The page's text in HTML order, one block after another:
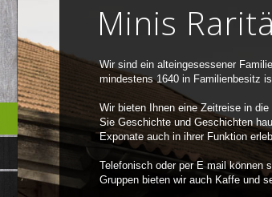
Minis
Wir sind ein alteingesessener
mindestens 1640 in Familienbesitz
Wir bieten Ihnen eine Zeitreise in
Sie Geschichte und Geschichten
Exponate auch in ihrer Funktion
Telefonisch oder per E mail können
Gruppen bieten wir auch Kaffe und